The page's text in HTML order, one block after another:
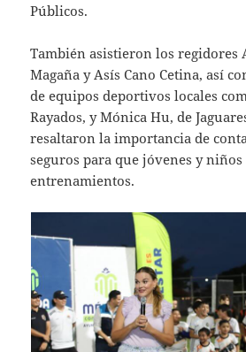
Públicos.
También asistieron los regidores
Magaña y Asís Cano Cetina, así
de equipos deportivos locales
Rayados, y Mónica Hu, de
resaltaron la importancia de
seguros para que jóvenes y
entrenamientos.